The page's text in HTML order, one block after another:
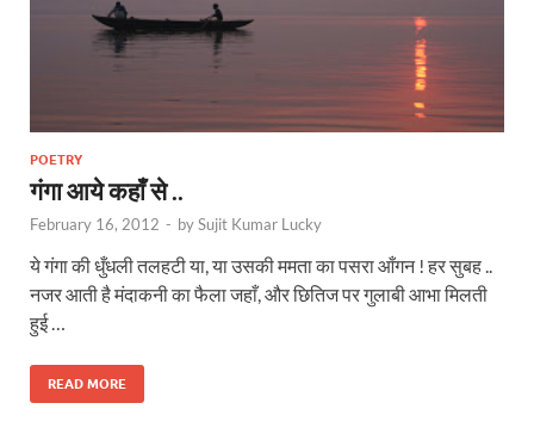
POETRY
गंगा आये कहाँ से ..
February 16, 2012 - bySujit Kumar Lucky
ये गंगा की धुँधली तलहटी या, या उसकी ममता का पसरा आँगन ! हर सुबह ..
नजर आती है मंदाकनी का फैला जहाँ, और छितिज पर गुलाबी आभा मिलती
हुई …
READ MORE